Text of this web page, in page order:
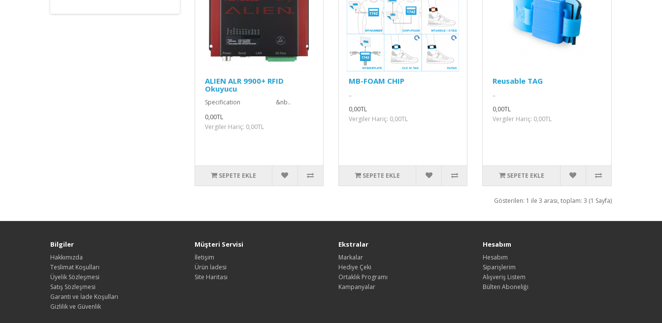
ALIEN ALR 9900+ RFID
Okuyucu
Specification &nb..
0,00TL
Vergiler Hariç: 0,00TL
SEPETE EKLE
MB-FOAM CHIP
..
0,00TL
Vergiler Hariç: 0,00TL
SEPETE EKLE
Reusable TAG
..
0,00TL
Vergiler Hariç: 0,00TL
SEPETE EKLE
Gösterilen: 1 ile 3 arası, toplam: 3 (1 Sayfa)
Bilgiler
Hakkımızda
Teslimat Koşulları
Üyelik Sözleşmesi
Satış Sözleşmesi
Garanti ve İade Koşulları
Gizlilik ve Güvenlik
Müşteri Servisi
İletişim
Ürün İadesi
Site Haritası
Ekstralar
Markalar
Hediye Çeki
Ortaklık Programı
Kampanyalar
Hesabım
Hesabım
Siparişlerim
Alışveriş Listem
Bülten Aboneliği